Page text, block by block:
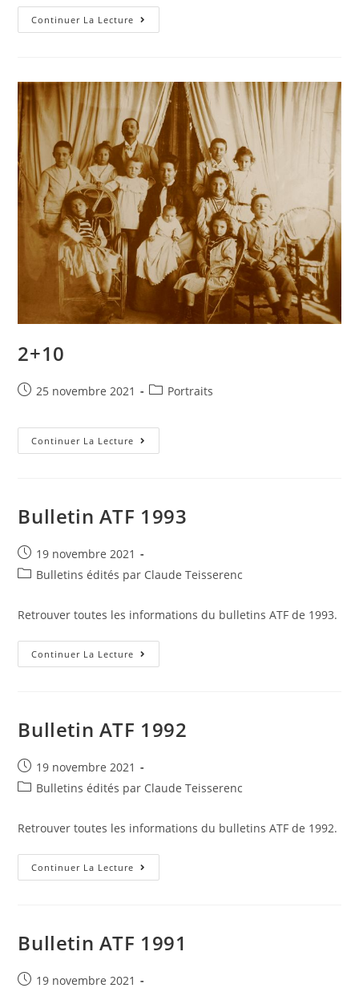
Continuer La Lecture Invitation
2+10
Post25 novembre 2021
PostPortraits
Continuer La Lecture 2+10
Bulletin ATF 1993
Post
published:
19 novembre 2021
PostBulletins édités par Claude Teisserenc
Retrouver toutes les informations du bulletins ATF de 1993.
Continuer La Lecture Bulletin
ATF
Bulletin ATF 1992
Post
published:
19 novembre 2021
PostBulletins édités par Claude Teisserenc
Retrouver toutes les informations du bulletins ATF de 1992.
Continuer La Lecture Bulletin
ATF
Bulletin ATF 1991
Post19 novembre 2021